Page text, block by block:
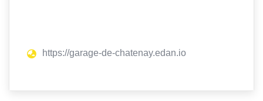
https://garage-de-chatenay.edan.io